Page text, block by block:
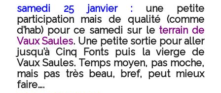
samedi 25 janvier :
une petite
participation mais de qualité (comme
d’hab) pour ce samedi sur le terrain de
Vaux Saules. Une petite sortie pour aller
jusqu’à Cinq Fonts puis la vierge de
Vaux Saules. Temps moyen, pas moche,
mais pas très beau, bref, peut mieux
faire….